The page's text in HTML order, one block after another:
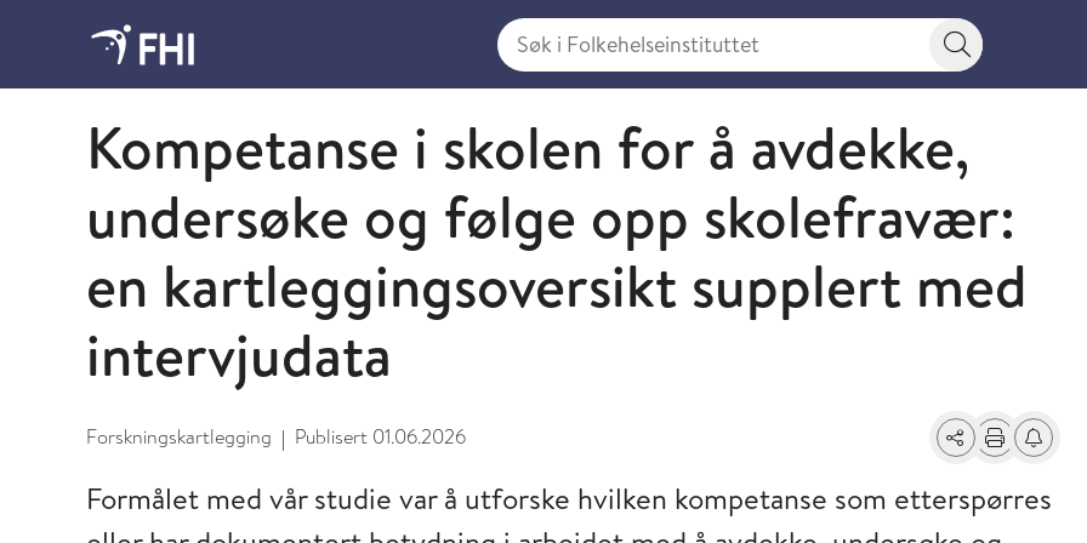
Søk i Folkehelseinstituttet
Søkeknapp
2026 - publikasjoner fra FHI
Kompetanse i skolen for å avdekke,
undersøke og følge opp skolefravær:
en kartleggingsoversikt supplert med
intervjudata
Forskningskartlegging | Publisert 01.06.2026 Del Skriv ut
Få
Formålet med vår studie var å utforske hvilken kompetanse som etterspørres